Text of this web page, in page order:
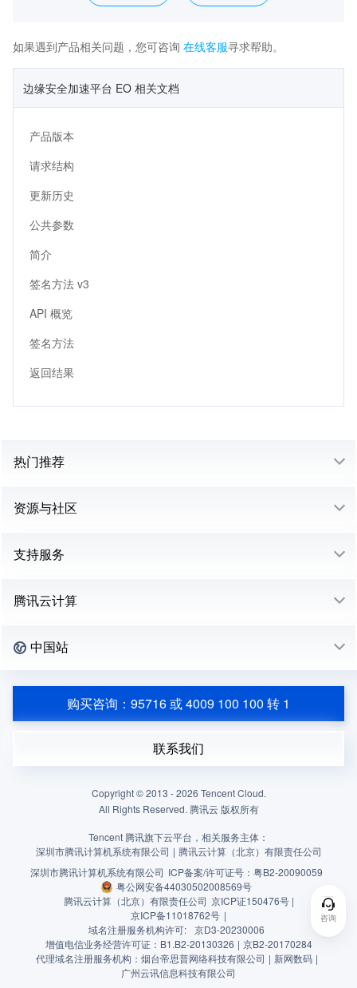
如果遇到产品相关问题，您可咨询 在线客服寻求帮助。
边缘安全加速平台 EO 相关文档
产品版本
请求结构
更新历史
公共参数
简介
签名方法 v3
API 概览
签名方法
返回结果
咨询
热门推荐
资源与社区
支持服务
腾讯云计算
中国站
购买咨询：95716 或 4009 100 100 转 1
联系我们
Copyright © 2013 -2026 Tencent Cloud.
All Rights Reserved. 腾讯云 版权所有
Tencent 腾讯旗下云平台，相关服务主体：
深圳市腾讯计算机系统有限公司 | 腾讯云计算（北京）有限责任公司
深圳市腾讯计算机系统有限公司 ICP备案/许可证号： 粤B2-20090059
粤公网安备44030502008569号
腾讯云计算（北京）有限责任公司 京ICP证150476号 |
京ICP备11018762号 |
域名注册服务机构许可: 京D3-20230006
增值电信业务经营许可证：B1.B2-20130326 | 京B2-20170284
代理域名注册服务机构：烟台帝思普网络科技有限公司 | 新网数码 |
广州云讯信息科技有限公司